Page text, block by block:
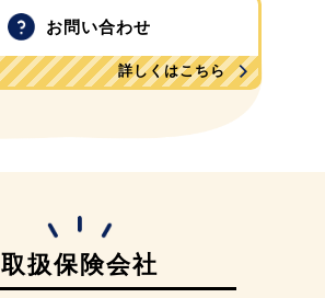
お問い合わせ
詳しくはこちら
取扱保険会社